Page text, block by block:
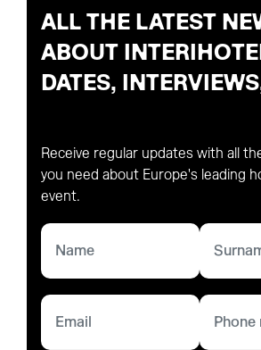
ALL THE LATEST
ABOUT
DATES,
Receive regular updates with all
you need about Europe's leading
event.